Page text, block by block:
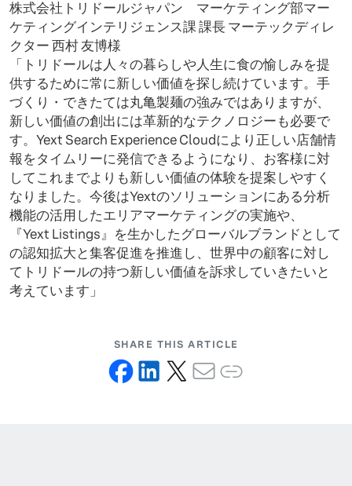
株式会社トリドールジャパン マーケティング部マー
ケティングインテリジェンス課 課長 マーテックディレ
クター 西村 友博様
「トリドールは人々の暮らしや人生に食の愉しみを提
供するために常に新しい価値を探し続けています。手
づくり・できたては丸亀製麺の強みではありますが、
新しい価値の創出には革新的なテクノロジーも必要で
す。Yext Search Experience Cloudにより正しい店舗情
報をタイムリーに発信できるようになり、お客様に対
してこれまでよりも新しい価値の体験を提案しやすく
なりました。今後はYextのソリューションにある分析
機能の活用したエリアマーケティングの実施や、
『Yext Listings』を生かしたグローバルブランドとして
の認知拡大と集客促進を推進し、世界中の顧客に対し
てトリドールの持つ新しい価値を訴求していきたいと
考えています」
SHARE THIS ARTICLE